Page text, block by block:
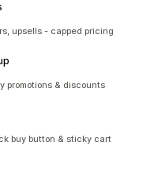
upsells - capped pricing
promotions & discounts
buy button & sticky cart